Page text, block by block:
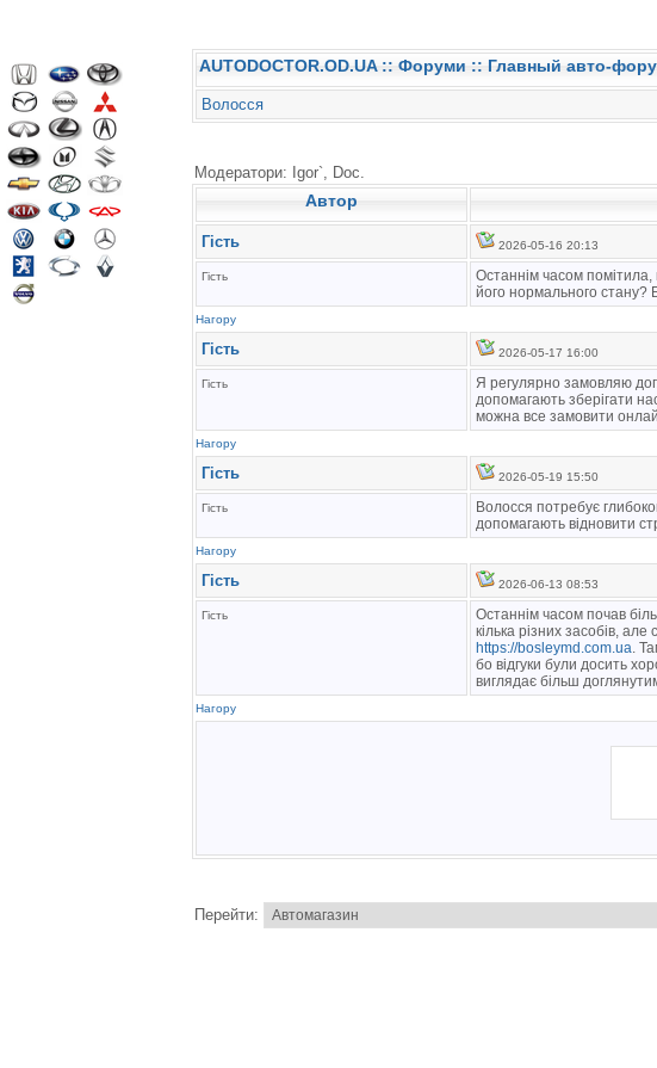
AUTODOCTOR.OD.UA:: Форуми :: Главный авто-
Волосся
Модератори: Igor`, Doc.
Автор
Гість 2026-05-16 20:13
Гість
Останнім часом
його нормального стану?
Нагору
Гість 2026-05-17 16:00
Гість Я регулярно замовляю
допомагають зберігати
можна все замовити
Нагору
Гість 2026-05-19 15:50
Гість
Волосся потребує
допомагають відновити
Нагору
Гість 2026-06-13 08:53
Гість
Останнім часом почав
кілька різних засобів,
https://bosleymd.com.ua.
бо відгуки були досить
виглядає більш
Нагору
Перейти: